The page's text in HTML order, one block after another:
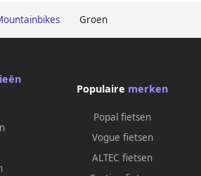
Groen
Populaire merken
Popal fietsen
Vogue fietsen
ALTEC fietsen